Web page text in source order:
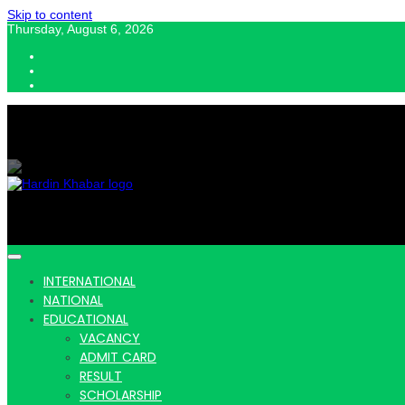
Skip to content
Thursday, August 6, 2026
Hardin
INTERNATIONAL
NATIONAL
EDUCATIONAL
VACANCY
ADMIT CARD
RESULT
SCHOLARSHIP